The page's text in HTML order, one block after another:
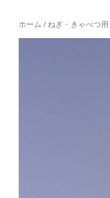
ホーム / ねぎ・きゃべつ用